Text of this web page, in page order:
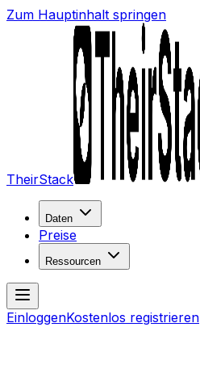
Zum Hauptinhalt springen
TheirStack
Daten
Preise
Ressourcen
EinloggenKostenlos registrieren